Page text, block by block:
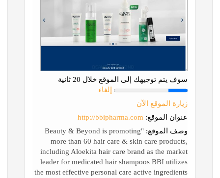
سوف يتم توجيهك إلى الموقع خلال 20 ثانية
إلغاء
زيارة الموقع الآن
عنوان الموقع: http://bbipharma.com
وصف الموقع:
"Beauty & Beyond is promoting
more than 60 hair care & skin care products,
including Aloekita hair care brand as the market
leader for medicated hair shampoos BBI utilizes
the most effective personal care active ingredients